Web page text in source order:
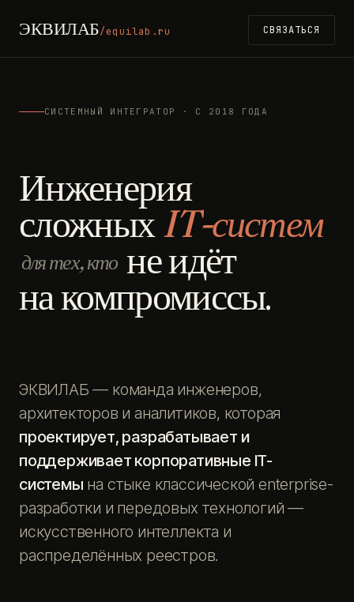
ЭКВИЛАБ/equilab.ru СВЯЗАТЬСЯ
СИСТЕМНЫЙ ИНТЕГРАТОР · С 2018 ГОДА
Инженерия
сложныхIT-систем
для тех, кто не идёт
на компромиссы.
ЭКВИЛАБ — команда инженеров,
архитекторов и аналитиков, которая
проектирует, разрабатывает и
поддерживает корпоративные IT-
системы на стыке классической enterprise-
разработки и передовых технологий —
искусственного интеллекта и
распределённых реестров.